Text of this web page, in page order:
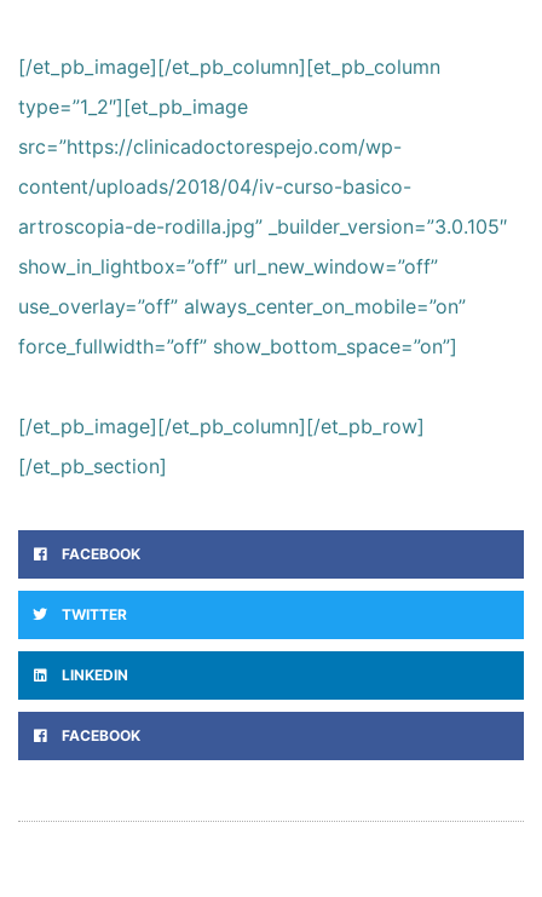
[/et_pb_image][/et_pb_column][et_pb_column
type=”1_2″][et_pb_image
src=”https://clinicadoctorespejo.com/wp-
content/uploads/2018/04/iv-curso-basico-
artroscopia-de-rodilla.jpg” _builder_version=”3.0.105″
show_in_lightbox=”off” url_new_window=”off”
use_overlay=”off” always_center_on_mobile=”on”
force_fullwidth=”off” show_bottom_space=”on”]
[/et_pb_image][/et_pb_column][/et_pb_row]
[/et_pb_section]
FACEBOOK
TWITTER
LINKEDIN
FACEBOOK